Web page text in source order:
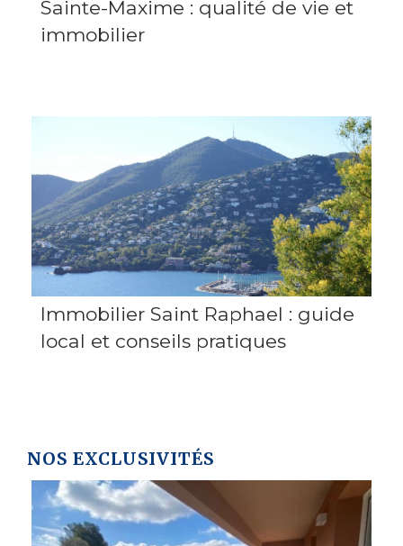
Sainte-Maxime : qualité de vie et
immobilier
Immobilier Saint Raphael : guide
local et conseils pratiques
NOS EXCLUSIVITÉS